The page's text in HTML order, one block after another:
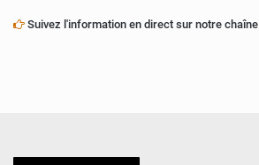
Suivez l'information en direct sur notre chaîne